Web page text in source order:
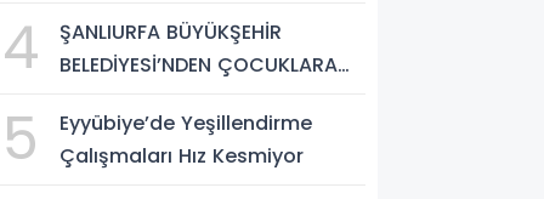
4
ŞANLIURFA BÜYÜKŞEHİR
BELEDİYESİ’NDEN ÇOCUKLARA
EĞİTİMİ
5
Eyyübiye’de Yeşillendirme
Çalışmaları Hız Kesmiyor